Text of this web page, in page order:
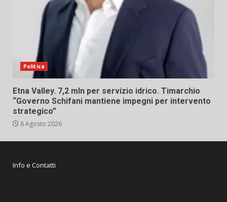
Politica
Etna Valley. 7,2 mln per servizio idrico. Timarchio
“Governo Schifani mantiene impegni per intervento
strategico”
8 Agosto 2026
Info e Contatti